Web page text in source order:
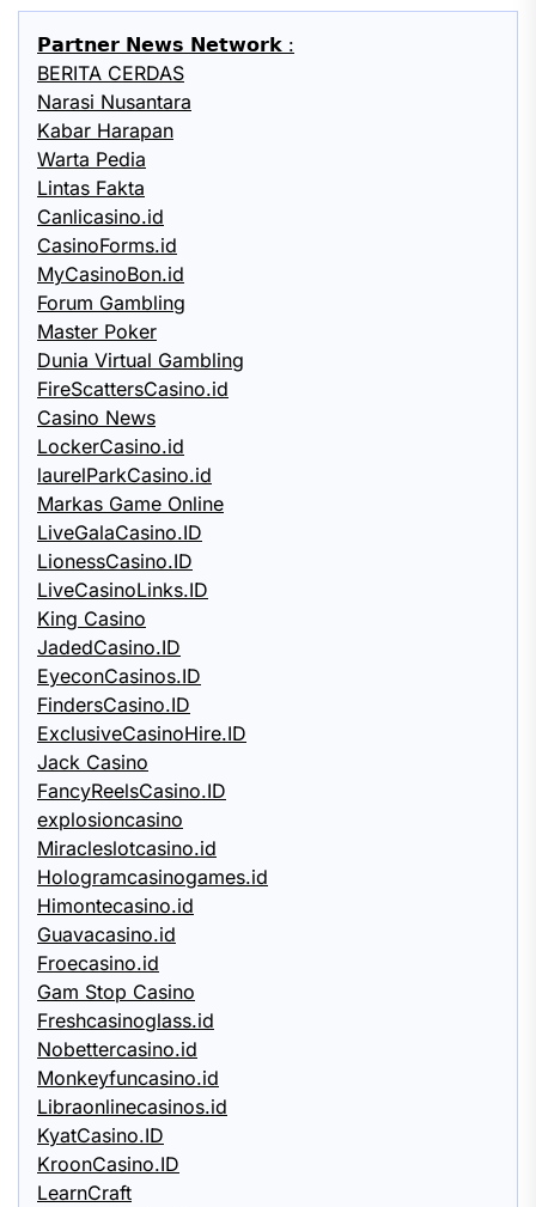
𝗣𝗮𝗿𝘁𝗻𝗲𝗿 𝗡𝗲𝘄𝘀 𝗡𝗲𝘁𝘄𝗼𝗿𝗸 :
BERITA CERDAS
Narasi Nusantara
Kabar Harapan
Warta Pedia
Lintas Fakta
Canlicasino.id
CasinoForms.id
MyCasinoBon.id
Forum Gambling
Master Poker
Dunia Virtual Gambling
FireScattersCasino.id
Casino News
LockerCasino.id
laurelParkCasino.id
Markas Game Online
LiveGalaCasino.ID
LionessCasino.ID
LiveCasinoLinks.ID
King Casino
JadedCasino.ID
EyeconCasinos.ID
FindersCasino.ID
ExclusiveCasinoHire.ID
Jack Casino
FancyReelsCasino.ID
explosioncasino
Miracleslotcasino.id
Hologramcasinogames.id
Himontecasino.id
Guavacasino.id
Froecasino.id
Gam Stop Casino
Freshcasinoglass.id
Nobettercasino.id
Monkeyfuncasino.id
Libraonlinecasinos.id
KyatCasino.ID
KroonCasino.ID
LearnCraft